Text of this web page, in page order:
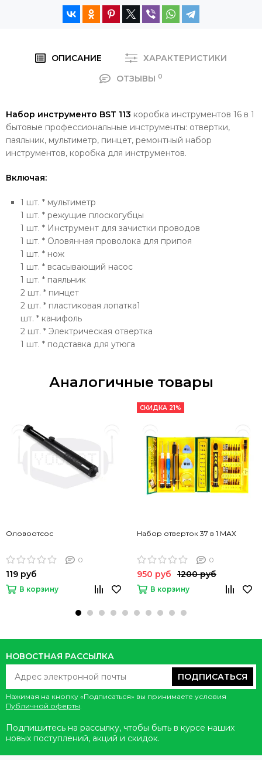
ОПИСАНИЕ
ХАРАКТЕРИСТИКИ
ОТЗЫВЫ 0
Набор инструменто BST 113 коробка инструментов 16 в 1
бытовые профессиональные инструменты: отвертки,
паяльник, мультиметр, пинцет, ремонтный набор
инструментов, коробка для инструментов.
Включая:
1 шт. * мультиметр
1 шт. * режущие плоскогубцы
1 шт. * Инструмент для зачистки проводов
1 шт. * Оловянная проволока для припоя
1 шт. * нож
1 шт. * всасывающий насос
1 шт. * паяльник
2 шт. * пинцет
2 шт. * пластиковая лопатка1
шт. * канифоль
2 шт. * Электрическая отвертка
1 шт. * подставка для утюга
Аналогичные товары
Оловоотсос
0
119 руб
В корзину
СКИДКА 21%
Набор отверток 37 в 1 МАХ
0
950 руб 1200 руб
В корзину
НОВОСТНАЯ РАССЫЛКА
ПОДПИСАТЬСЯ
Нажимая на кнопку «Подписаться» вы принимаете условия
Публичной оферты.
Подпишитесь на рассылку, чтобы быть в курсе наших
новых поступлений, акций и скидок.